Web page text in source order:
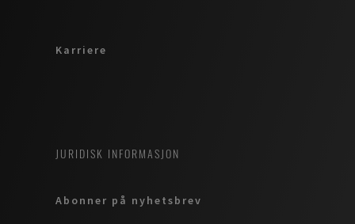
Karriere
JURIDISK INFORMASJON
Abonner på nyhetsbrev